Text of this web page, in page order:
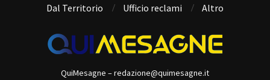
Dal Territorio
Ufficio reclami Altro
QuiMesagne – redazione@quimesagne.it